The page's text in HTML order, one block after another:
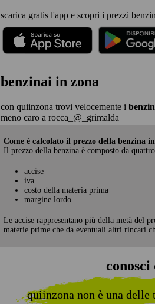
scarica gratis l'app e scopri i prezzi
benzinai in zona
con quiinzona trovi velocemente i
meno caro a rocca_@_grimalda
Come è calcolato il prezzo della benzina
Il prezzo della benzina è composto da
accise
iva
costo della materia prima
margine lordo
Le accise rappresentano più della metà del
materie prime che da eventuali altri rincari
quiinzona non è una delle